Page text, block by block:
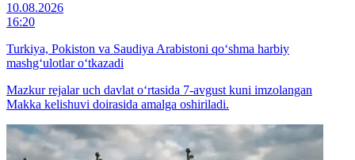
10.08.2026
16:20
Turkiya, Pokiston va Saudiya Arabistoni qo‘shma harbiy
mashg‘ulotlar o‘tkazadi
Mazkur rejalar uch davlat o‘rtasida 7-avgust kuni imzolangan
Makka kelishuvi doirasida amalga oshiriladi.